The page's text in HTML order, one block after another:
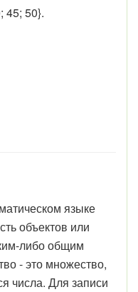
45; 50}.
языке
объектов или
либо общим
- это множество,
числа. Для записи